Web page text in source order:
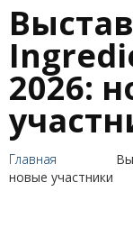
2026:
Главная
новые участники